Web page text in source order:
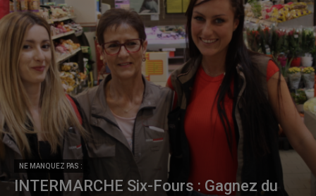
NE MANQUEZ PAS :
INTERMARCHE Six-Fours : Gagnez du